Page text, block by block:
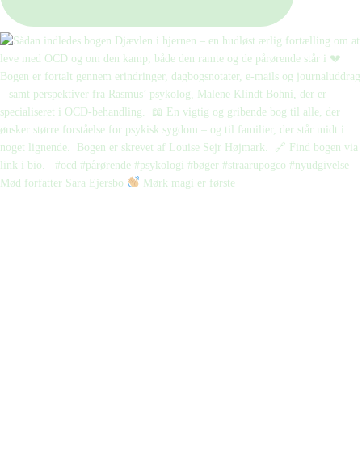
Mød forfatter Sara Ejersbo Mørk magi er første